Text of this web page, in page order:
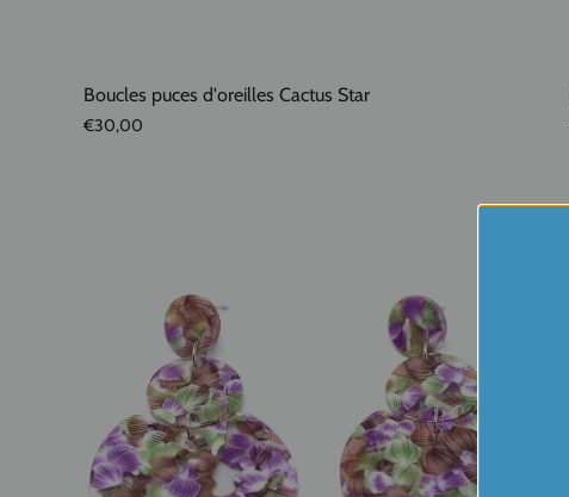
Boucles puces d'oreilles Cactus Star
€30,00